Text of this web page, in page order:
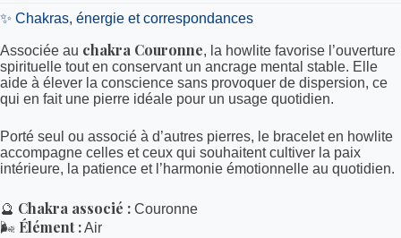
✨ Chakras, énergie et correspondances
Associée au chakra Couronne, la howlite favorise l’ouverture
spirituelle tout en conservant un ancrage mental stable. Elle
aide à élever la conscience sans provoquer de dispersion, ce
qui en fait une pierre idéale pour un usage quotidien.
Porté seul ou associé à d’autres pierres, le bracelet en howlite
accompagne celles et ceux qui souhaitent cultiver la paix
intérieure, la patience et l’harmonie émotionnelle au quotidien.
🔮 Chakra associé : Couronne
🌬️ Élément :Air